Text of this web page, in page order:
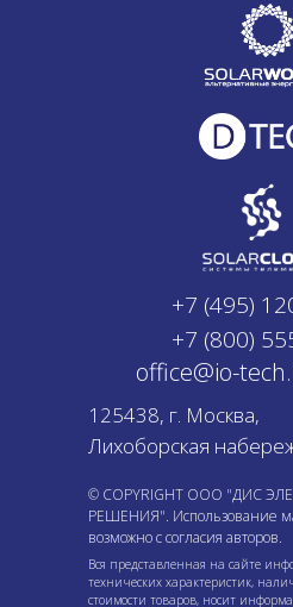
125438, г. Москва,
Лихоборская
+7 (495)
+7 (800)
office@io-
© COPYRIGHT ООО "ДИС
РЕШЕНИЯ". Использование
возможно с согласия авторов.
Вся представленная на сайте
технических характеристик,
стоимости товаров, носит